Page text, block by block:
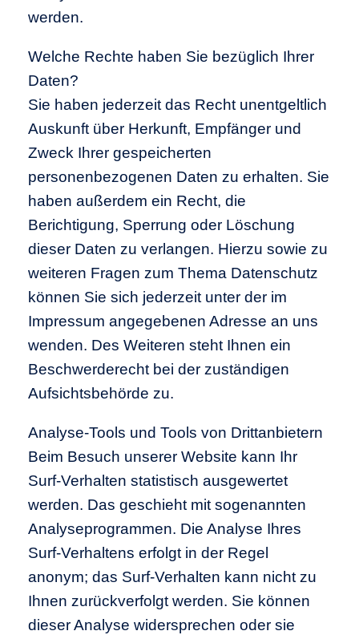
werden.
Welche Rechte haben Sie bezüglich Ihrer
Daten?
Sie haben jederzeit das Recht unentgeltlich
Auskunft über Herkunft, Empfänger und
Zweck Ihrer gespeicherten
personenbezogenen Daten zu erhalten. Sie
haben außerdem ein Recht, die
Berichtigung, Sperrung oder Löschung
dieser Daten zu verlangen. Hierzu sowie zu
weiteren Fragen zum Thema Datenschutz
können Sie sich jederzeit unter der im
Impressum angegebenen Adresse an uns
wenden. Des Weiteren steht Ihnen ein
Beschwerderecht bei der zuständigen
Aufsichtsbehörde zu.
Analyse-Tools und Tools von Drittanbietern
Beim Besuch unserer Website kann Ihr
Surf-Verhalten statistisch ausgewertet
werden. Das geschieht mit sogenannten
Analyseprogrammen. Die Analyse Ihres
Surf-Verhaltens erfolgt in der Regel
anonym; das Surf-Verhalten kann nicht zu
Ihnen zurückverfolgt werden. Sie können
dieser Analyse widersprechen oder sie